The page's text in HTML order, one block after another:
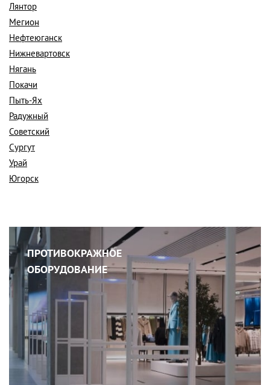
Лянтор
Мегион
Нефтеюганск
Нижневартовск
Нягань
Покачи
Пыть-Ях
Радужный
Советский
Сургут
Урай
Югорск
ПРОТИВОКРАЖНОЕ
ОБОРУДОВАНИЕ